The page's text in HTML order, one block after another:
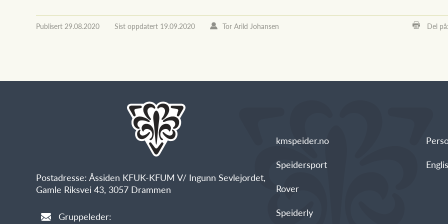
Publisert 29.08.2020 Sist oppdatert 19.09.2020 Tor Arild Johansen Del på:
Postadresse: Åssiden KFUK-KFUM V/ Ingunn Sevlejordet,
Gamle Riksvei 43, 3057 Drammen
Gruppeleder:
kmspeider.no
Speidersport
Rover
Speiderly